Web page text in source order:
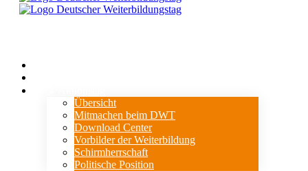
Übersicht
Mitmachen beim DWT
Download Center
Vorbilder der Weiterbildung
Schirmherrschaft
Politische Position